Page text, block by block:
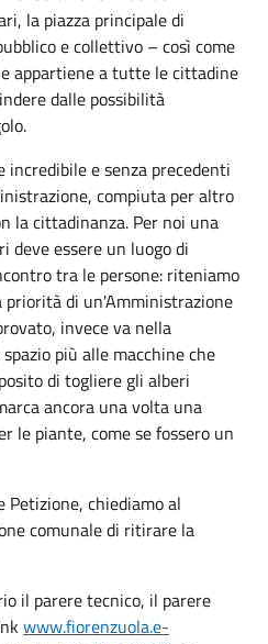
la piazza principale di
e collettivo – così come
appartiene a tutte le cittadine
dalle possibilità
incredibile e senza precedenti
compiuta per altro
la cittadinanza. Per noi una
deve essere un luogo di
tra le persone: riteniamo
priorità di un'Amministrazione
invece va nella
più alle macchine che
di togliere gli alberi
ancora una volta una
le piante, come se fossero un
Petizione, chiediamo al
comunale di ritirare la
il parere tecnico, il parere
www.fiorenzuola.e-